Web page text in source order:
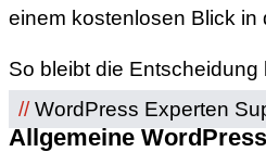
einem kostenlosen Blick in
So bleibt die
//WordPress Experten
Allgemeine